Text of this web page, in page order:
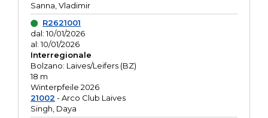
Sanna, Vladimir
R2621001
dal: 10/01/2026
al: 10/01/2026
Interregionale
Bolzano: Laives/Leifers (BZ)
18 m
Winterpfeile 2026
21002 - Arco Club Laives
Singh, Daya